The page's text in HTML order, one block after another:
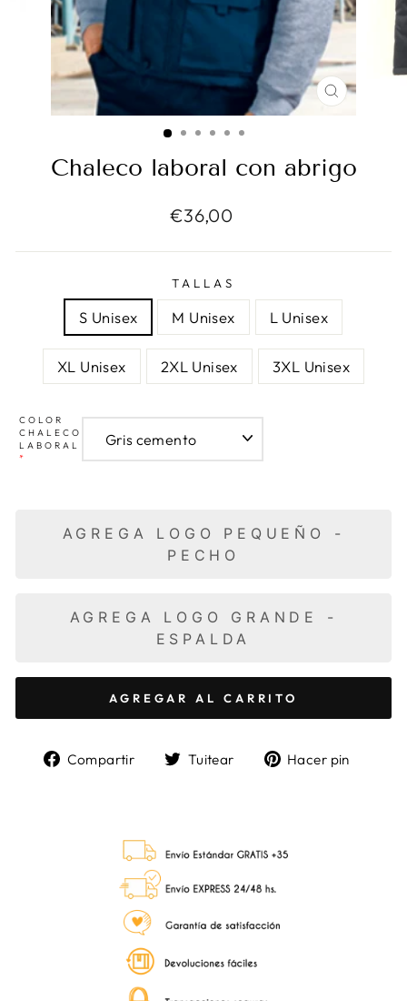
CERRAR
Chaleco laboral con abrigo
Precio
€36,00
TALLAS
S Unisex M Unisex L Unisex
XL Unisex 2XL Unisex 3XL Unisex
COLOR
CHALECO
LABORAL
*
AGREGA LOGO PEQUEÑO -
PECHO
AGREGA LOGO GRANDE -
ESPALDA
AGREGAR AL CARRITO
Compartir
Compartir
Tuitear
TuitearHacer pin